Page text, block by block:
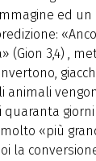
ed
(Gion 3,4) ,
animali
quaranta
«più
la